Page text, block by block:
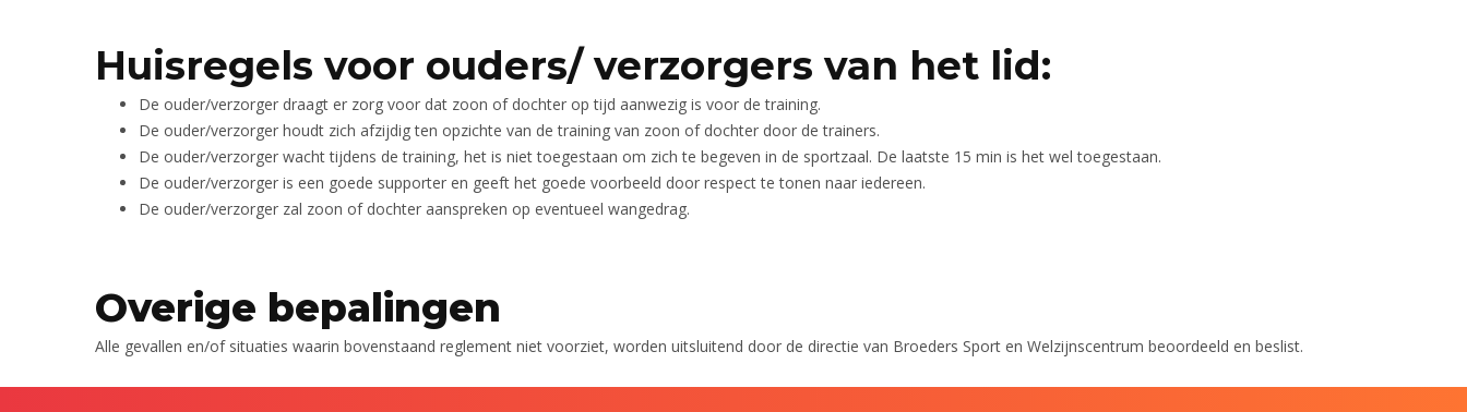
Huisregels voor ouders/ verzorgers van het lid:
De ouder/verzorger draagt er zorg voor dat zoon of dochter op tijd aanwezig is voor de training.
De ouder/verzorger houdt zich afzijdig ten opzichte van de training van zoon of dochter door de trainers.
De ouder/verzorger wacht tijdens de training, het is niet toegestaan om zich te begeven in de sportzaal. De laatste 15 min is het wel toegestaan.
De ouder/verzorger is een goede supporter en geeft het goede voorbeeld door respect te tonen naar iedereen.
De ouder/verzorger zal zoon of dochter aanspreken op eventueel wangedrag.
Overige bepalingen
Alle gevallen en/of situaties waarin bovenstaand reglement niet voorziet, worden uitsluitend door de directie van Broeders Sport en Welzijnscentrum beoordeeld en beslist.